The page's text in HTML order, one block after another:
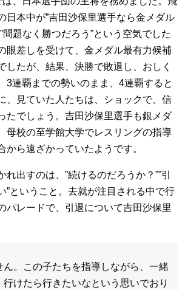
日本中が”吉田沙保里選手なら金メダル
問題なく勝つだろう”という空気でした
眼差しを受けて、金メダル最有力候補
したが、結果、決勝で敗退し、おしく
3連覇までの勢いのまま、4連覇すると
、見ていた人たちは、ショックで、信
たでしょう。吉田沙保里選手も銀メダ
母校の至学館大学でレスリングの指導
から遠ざかっていたようです。
出すのは、”続けるのだろうか？””引
”ということ。去就が注目される中で行
パレードで、引退について吉田沙保里
ん。この子たちを指導しながら、一緒
けたら行きたいなという思いでおり